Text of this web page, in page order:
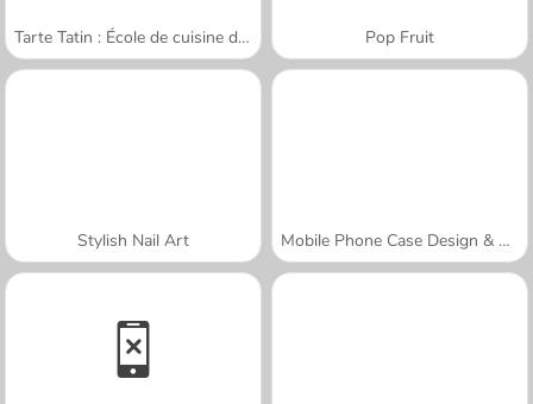
Tarte Tatin : École de cuisine de Sara Pop Fruit
Stylish Nail Art Mobile Phone Case Design & DIY